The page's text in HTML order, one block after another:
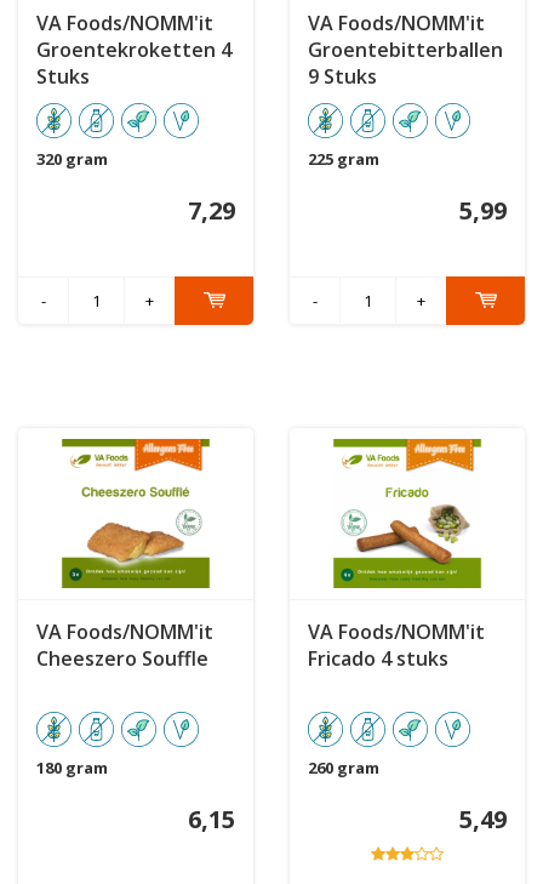
VA Foods/NOMM'it
Groentekroketten 4
Stuks
320 gram
7,29
- +
VA Foods/NOMM'it
Groentebitterballen
9 Stuks
225 gram
5,99
- +
VA Foods/NOMM'it
Cheeszero Souffle
180 gram
6,15
VA Foods/NOMM'it
Fricado 4 stuks
260 gram
5,49